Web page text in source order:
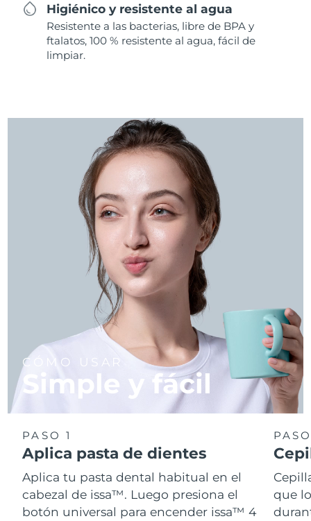
Higiénico y resistente al agua
Resistente a las bacterias, libre de BPA y
ftalatos, 100 % resistente al agua, fácil de
limpiar.
CÓMO USAR
Simple y fácil
PASO 1
Aplica pasta de dientes
Aplica tu pasta dental habitual en el
cabezal de issa™. Luego presiona el
botón universal para encender issa™ 4
que